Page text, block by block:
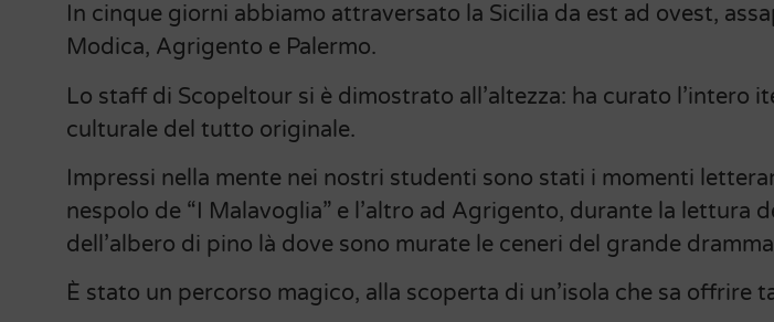
In cinque giorni abbiamo attraversato la Sicilia da est ad ovest,
Modica, Agrigento e Palermo.
Lo staff di Scopeltour si è dimostrato all’altezza: ha curato
culturale del tutto originale.
Impressi nella mente nei nostri studenti sono stati i momenti
nespolo de “I Malavoglia” e l’altro ad Agrigento, durante la lettura
dell’albero di pino là dove sono murate le ceneri del grande
È stato un percorso magico, alla scoperta di un’isola che sa offrire